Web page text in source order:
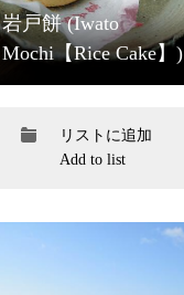
岩戸餅 (Iwato
Mochi【Rice Cake】)
リストに追加
Add to list